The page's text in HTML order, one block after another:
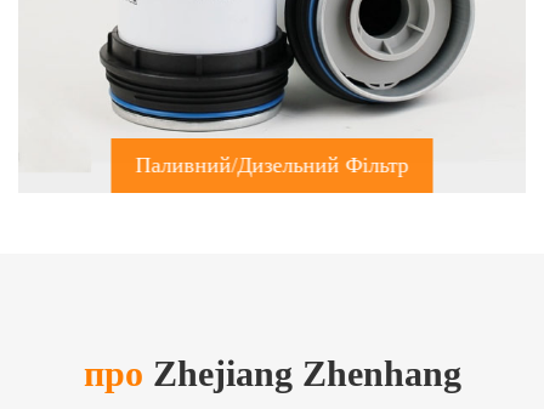
Паливний/дизельний Фільтр
про Zhejiang Zhenhang